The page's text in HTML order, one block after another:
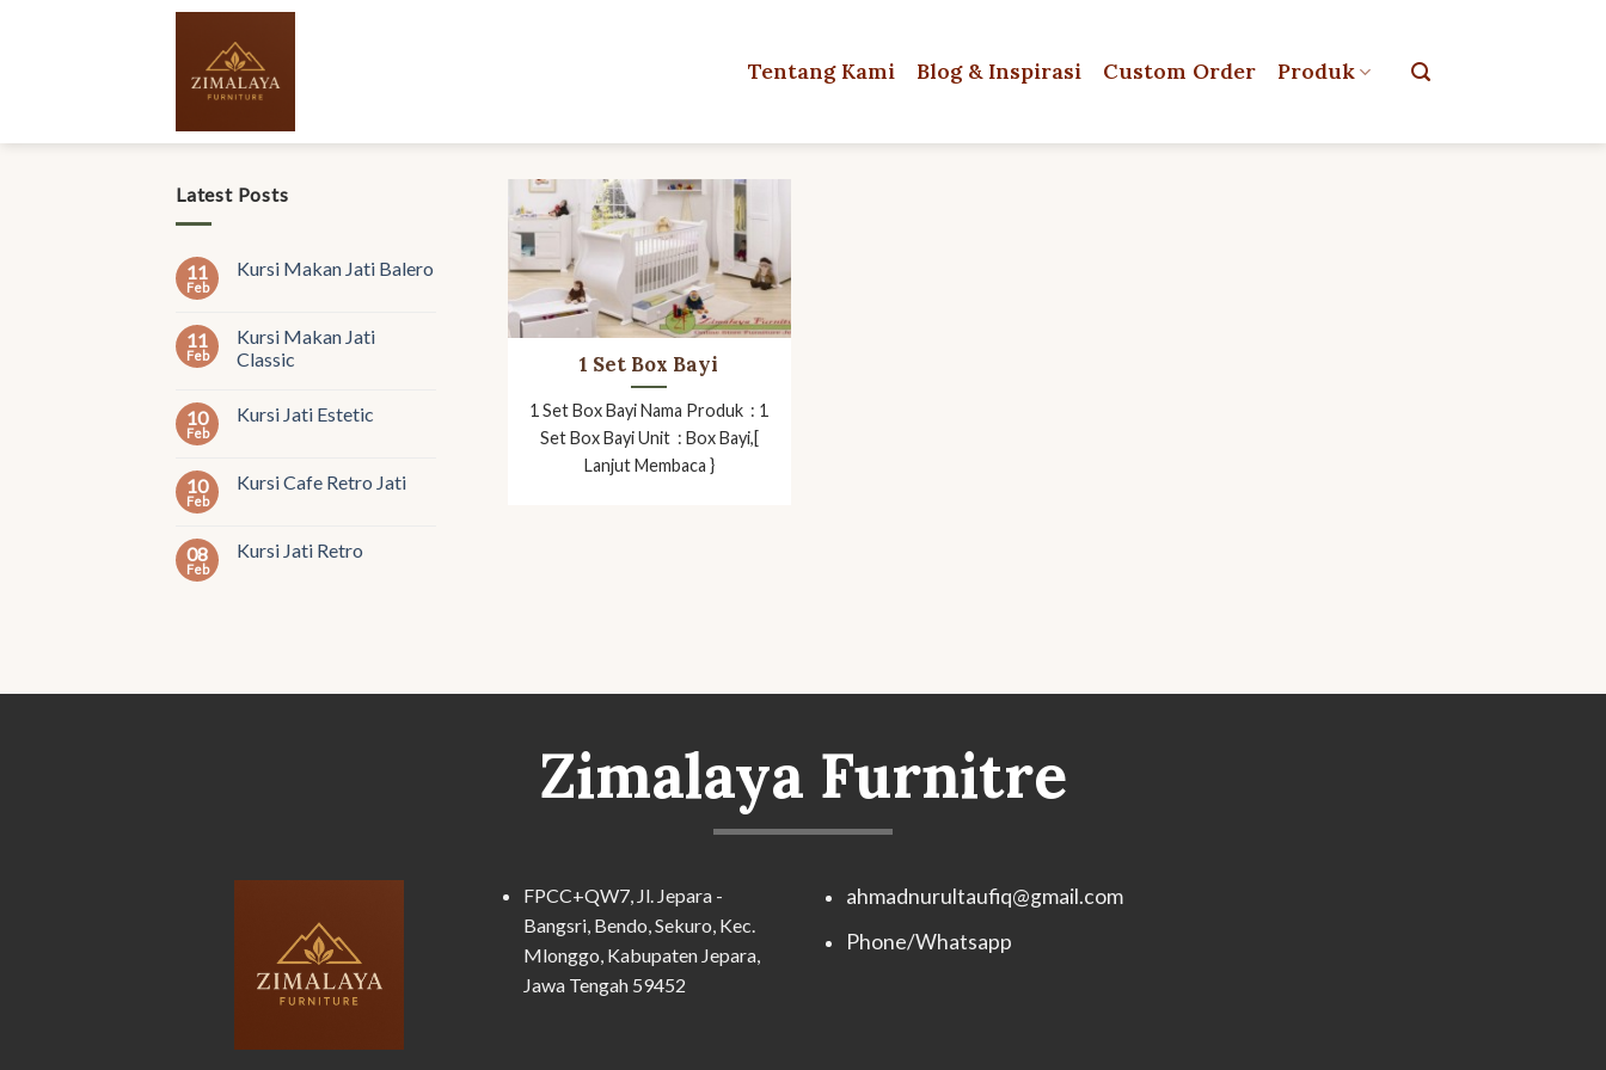
Tentang Kami Blog & Inspirasi Custom Order Produk
Latest Posts
11
Feb
Kursi Makan Jati Balero
11
Feb
Kursi Makan Jati
Classic
10
Feb
Kursi Jati Estetic
10
Feb
Kursi Cafe Retro Jati
08
Feb
Kursi Jati Retro
1 Set Box Bayi
1 Set Box Bayi Nama Produk : 1
Set Box Bayi Unit : Box Bayi,[
Lanjut Membaca }
Zimalaya Furnitre
FPCC+QW7, Jl. Jepara -
Bangsri, Bendo, Sekuro, Kec.
Mlonggo, Kabupaten Jepara,
Jawa Tengah 59452
ahmadnurultaufiq@gmail.com
Phone/Whatsapp